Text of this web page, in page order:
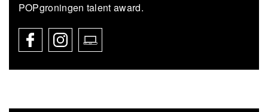
POPgroningen talent award.